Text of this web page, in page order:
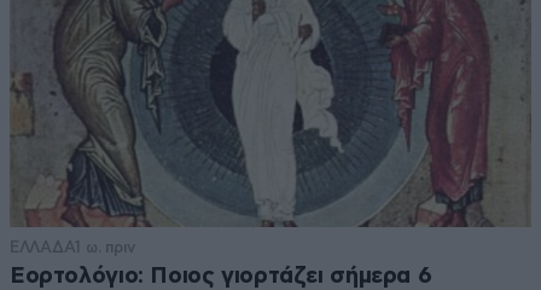
ΕΛΛΑΔΑ1 ω. πριν
Εορτολόγιο: Ποιος γιορτάζει σήμερα 6